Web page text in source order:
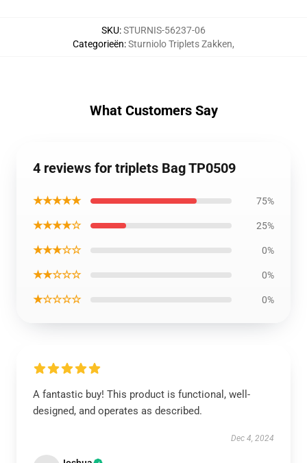
SKU:STURNIS-56237-06
Categorieën:Sturniolo Triplets Zakken,
What Customers Say
4 reviews for triplets Bag TP0509
★★★★★ 75%
★★★★☆ 25%
★★★☆☆ 0%
★★☆☆☆ 0%
★☆☆☆☆ 0%
A fantastic buy! This product is functional, well-
designed, and operates as described.
Dec 4, 2024